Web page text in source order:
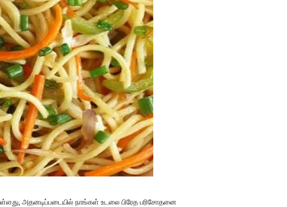
அதனடிப்படையில் நாங்கள் உடலை பிரேத பரிசோதனை